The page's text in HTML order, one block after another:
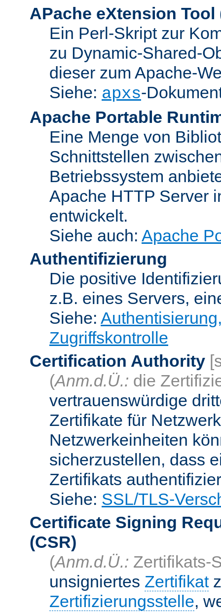
APache eXtension Tool
Ein Perl-Skript zur
zu Dynamic-Shared-
dieser zum Apache-
Siehe: apxs-
Apache Portable
Eine Menge von
Schnittstellen
Betriebssystem
Apache HTTP Server
entwickelt.
Siehe auch: Apache
Authentifizierung
Die positive
z.B. eines Servers,
Siehe:
Zugriffskontrolle
Certification Authority
(Anm.d.Ü.: die
vertrauenswürdige
Zertifikate für
Netzwerkeinheiten
sicherzustellen, dass
Zertifikats
Siehe: SSL/TLS-
Certificate Signing
(CSR)
(Anm.d.Ü.: Zertifikats-
unsigniertes Zertifikat
Zertifizierungsstelle,